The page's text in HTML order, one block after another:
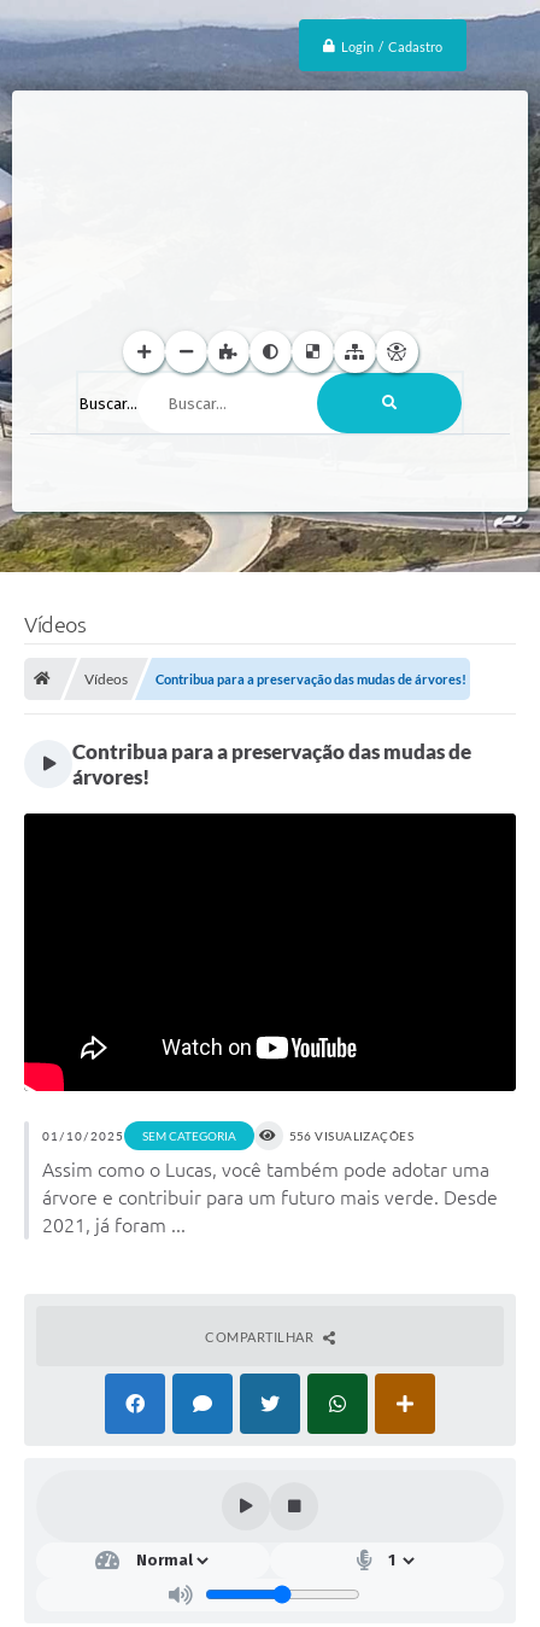
Login / Cadastro
Buscar...
Vídeos
Vídeos Contribua para a preservação das mudas de árvores!
Contribua para a preservação das mudas de
árvores!
01/10/2025 SEM CATEGORIA 556 VISUALIZAÇÕES
Assim como o Lucas, você também pode adotar uma
árvore e contribuir para um futuro mais verde. Desde
2021, já foram ...
COMPARTILHAR